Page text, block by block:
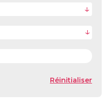
Réinitialiser